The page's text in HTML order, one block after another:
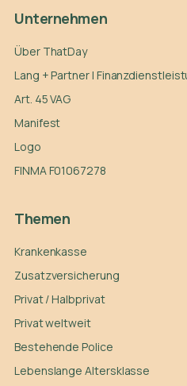
Unternehmen
Über ThatDay
Lang + Partner |
Art. 45 VAG
Manifest
Logo
FINMA F01067278
Themen
Krankenkasse
Zusatzversicherung
Privat / Halbprivat
Privat weltweit
Bestehende Police
Lebenslange Altersklasse